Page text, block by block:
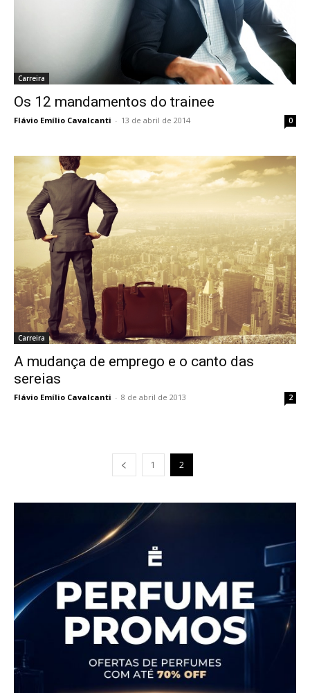
Carreira
Os 12 mandamentos do trainee
Flávio Emílio Cavalcanti - 13 de abril de 2014 0
Carreira
A mudança de emprego e o canto das
sereias
Flávio Emílio Cavalcanti - 8 de abril de 2013 2
1 2